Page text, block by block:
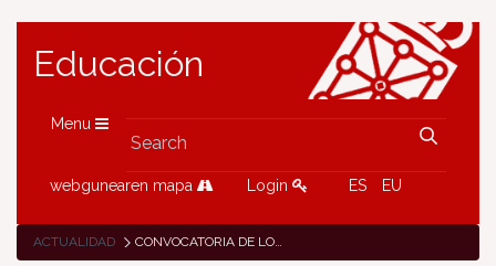
Educación
Menu
webgunearen mapa Login ES EU
ACTUALIDAD CONVOCATORIA DE LOS PREMIOS NACIONALES ETWINNING 2023: PLAZO DE SOLICITUD ABIERTO HASTA EL 10 DE MARZO